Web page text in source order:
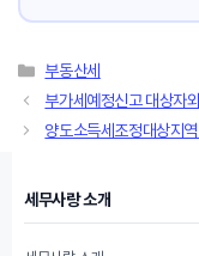
카
테
리
부동산세
부가세예정신고 대상자
양도소득세조정대상지
세무사랑 소개